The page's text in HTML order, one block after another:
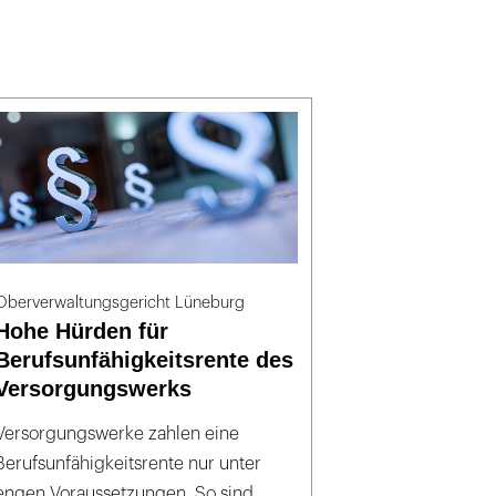
Lüneburg
Hürden für
des
zahlen eine
nur unter